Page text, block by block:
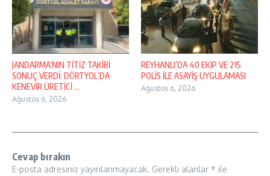
JANDARMA’NIN TİTİZ TAKİBİ
SONUÇ VERDİ: DÖRTYOL’DA
KENEVİR ÜRETİCİ ...
Ağustos 6, 2026
REYHANLI’DA 40 EKİP VE 215
POLİS İLE ASAYİŞ UYGULAMASI
Ağustos 6, 2026
Cevap bırakın
E-posta adresiniz yayınlanmayacak. Gerekli alanlar * ile